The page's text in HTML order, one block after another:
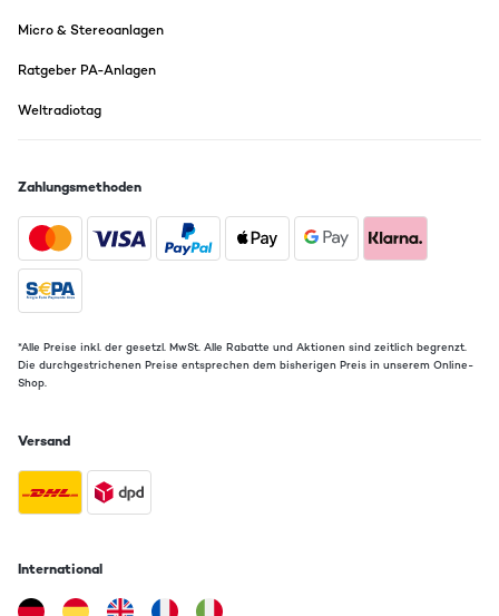
Micro & Stereoanlagen
Ratgeber PA-Anlagen
Weltradiotag
Zahlungsmethoden
*Alle Preise inkl. der gesetzl. MwSt. Alle Rabatte und Aktionen sind zeitlich begrenzt.
Die durchgestrichenen Preise entsprechen dem bisherigen Preis in unserem Online-
Shop.
Versand
International